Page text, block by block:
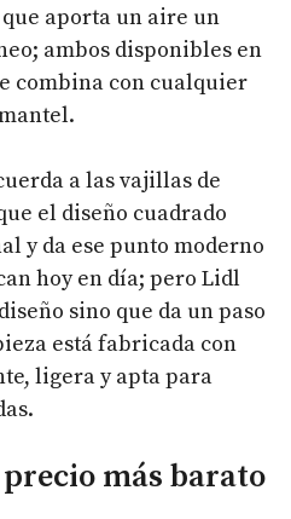
aporta un aire un
ambos disponibles en
combina con cualquier
a las vajillas de
el diseño cuadrado
y da ese punto moderno
hoy en día; pero Lidl
sino que da un paso
está fabricada con
ligera y apta para
más barato